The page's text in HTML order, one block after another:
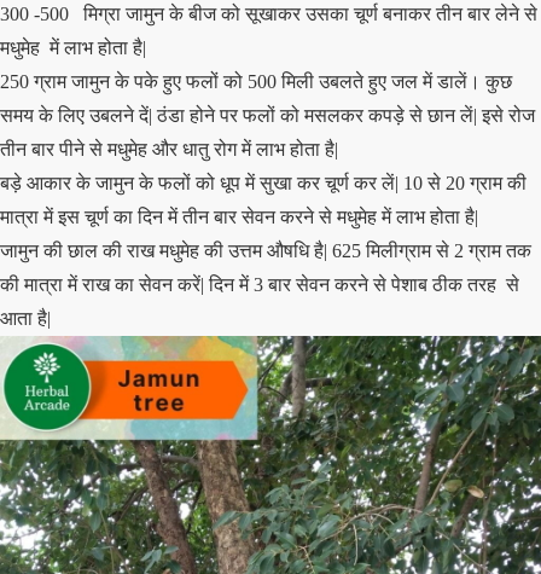
300 -500 मिग्रा जामुन के बीज को सूखाकर उसका चूर्ण बनाकर तीन बार लेने से
मधुमेह में लाभ होता है|
250 ग्राम जामुन के पके हुए फलों को 500 मिली उबलते हुए जल में डालें। कुछ
समय के लिए उबलने दें| ठंडा होने पर फलों को मसलकर कपड़े से छान लें| इसे रोज
तीन बार पीने से मधुमेह और धातु रोग में लाभ होता है|
बड़े आकार के जामुन के फलों को धूप में सुखा कर चूर्ण कर लें| 10 से 20 ग्राम की
मात्रा में इस चूर्ण का दिन में तीन बार सेवन करने से मधुमेह में लाभ होता है|
जामुन की छाल की राख मधुमेह की उत्तम औषधि है| 625 मिलीग्राम से 2 ग्राम तक
की मात्रा में राख का सेवन करें| दिन में 3 बार सेवन करने से पेशाब ठीक तरह से
आता है|